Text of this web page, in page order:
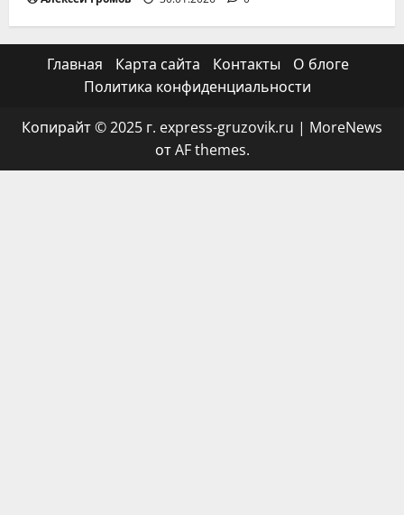
Главная Карта сайта Контакты
О блоге
Политика конфиденциальности
Копирайт © 2025 г. express-gruzovik.ru | MoreNews
от AF themes.